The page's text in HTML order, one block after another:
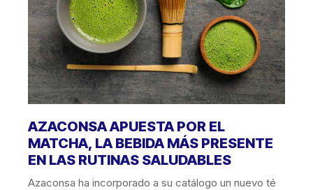
AZACONSA APUESTA POR EL
MATCHA, LA BEBIDA MÁS PRESENTE
EN LAS RUTINAS SALUDABLES
Azaconsa ha incorporado a su catálogo un nuevo té